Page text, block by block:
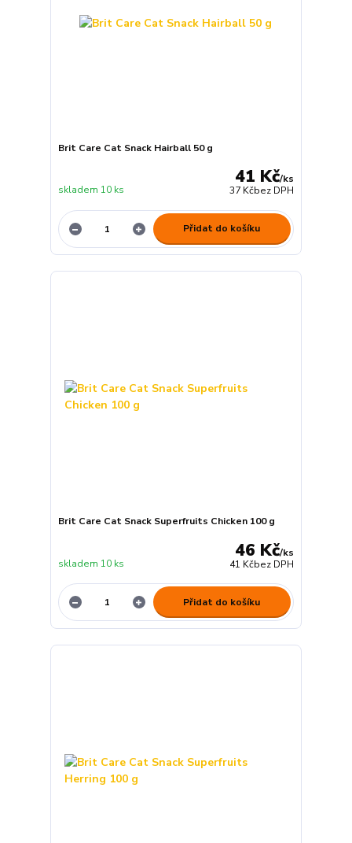
Brit Care Cat Snack Hairball 50 g
41 Kč/ks
37 Kčbez DPH
skladem 10 ks
Přidat do košíku
Brit Care Cat Snack Superfruits Chicken 100 g
46 Kč/ks
41 Kčbez DPH
skladem 10 ks
Přidat do košíku